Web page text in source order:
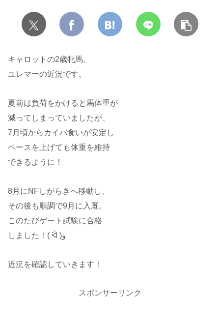
キャロットの2歳牝馬、
ユレマーの近況です。
夏前は負荷をかけると馬体重が
減ってしまっていましたが、
7月頃からカイバ食いが安定し
ペースを上げても体重を維持
できるように！
8月にNFしがらきへ移動し、
その後も順調で9月に入厩。
このたびゲート試験に合格
しました！( ᐛ )و
近況を確認していきます！
スポンサーリンク